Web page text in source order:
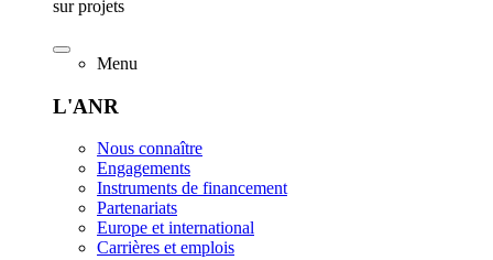
sur projets
Menu
L'ANR
Nous connaître
Engagements
Instruments de financement
Partenariats
Europe et international
Carrières et emplois